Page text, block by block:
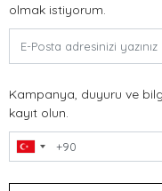
olmak istiyorum.
Kampanya, duyuru ve
kayıt olun.